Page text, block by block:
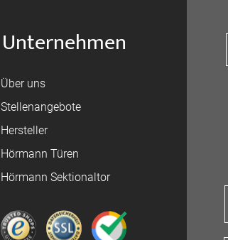
Unternehmen
Über uns
Stellenangebote
Hersteller
Hörmann Türen
Hörmann Sektionaltor